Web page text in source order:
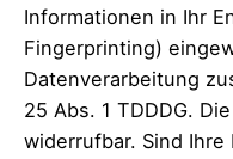
Informationen in Ihr
Fingerprinting)
Datenverarbeitung
25 Abs. 1 TDDDG.
widerrufbar. Sind